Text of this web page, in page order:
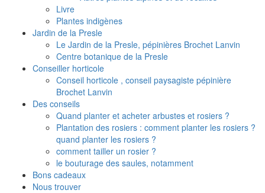
Livre
Plantes indigènes
Jardin de la Presle
Le Jardin de la Presle, pépinières Brochet Lanvin
Centre botanique de la Presle
Conseiller horticole
Conseil horticole , conseil paysagiste pépinière
Brochet Lanvin
Des conseils
Quand planter et acheter arbustes et rosiers ?
Plantation des rosiers : comment planter les rosiers ?
quand planter les rosiers ?
comment tailler un rosier ?
le bouturage des saules, notamment
Bons cadeaux
Nous trouver